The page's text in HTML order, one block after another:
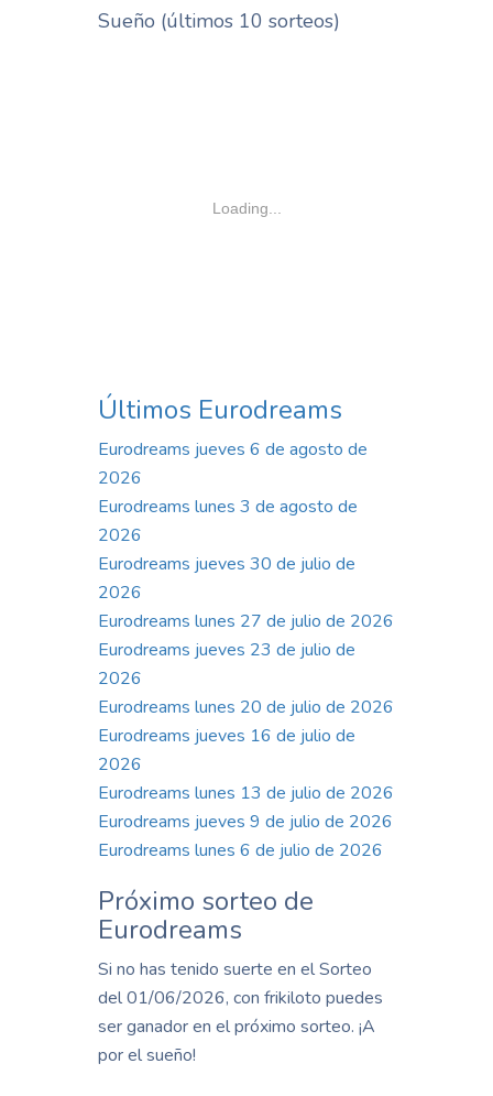
Sueño (últimos 10 sorteos)
Loading...
Últimos Eurodreams
Eurodreams jueves 6 de agosto de
2026
Eurodreams lunes 3 de agosto de
2026
Eurodreams jueves 30 de julio de
2026
Eurodreams lunes 27 de julio de 2026
Eurodreams jueves 23 de julio de
2026
Eurodreams lunes 20 de julio de 2026
Eurodreams jueves 16 de julio de
2026
Eurodreams lunes 13 de julio de 2026
Eurodreams jueves 9 de julio de 2026
Eurodreams lunes 6 de julio de 2026
Próximo sorteo de
Eurodreams
Si no has tenido suerte en el Sorteo
del 01/06/2026, con frikiloto puedes
ser ganador en el próximo sorteo. ¡A
por el sueño!